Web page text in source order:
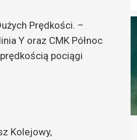
Prędkości. –
Y oraz CMK Północ
pociągi
Kolejowy,